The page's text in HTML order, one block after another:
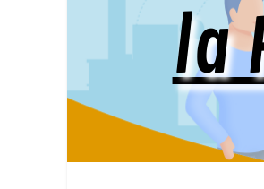
la